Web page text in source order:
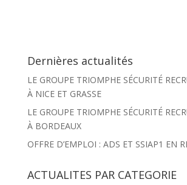
Dernières actualités
LE GROUPE TRIOMPHE SÉCURITÉ
À NICE ET GRASSE
LE GROUPE TRIOMPHE SÉCURITÉ
À BORDEAUX
OFFRE D’EMPLOI : ADS ET SSIAP1 EN
ACTUALITES PAR CATEGORIE